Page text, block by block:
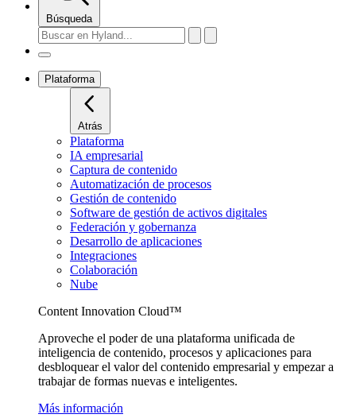
Búsqueda
Plataforma
Atrás
Plataforma
IA empresarial
Captura de contenido
Automatización de procesos
Gestión de contenido
Software de gestión de activos digitales
Federación y gobernanza
Desarrollo de aplicaciones
Integraciones
Colaboración
Nube
Content Innovation Cloud™
Aproveche el poder de una plataforma unificada de
inteligencia de contenido, procesos y aplicaciones para
desbloquear el valor del contenido empresarial y empezar a
trabajar de formas nuevas e inteligentes.
Más información